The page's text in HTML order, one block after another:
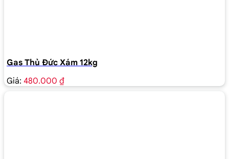
Gas Thủ Đức Xám 12kg
Giá: 480.000 ₫